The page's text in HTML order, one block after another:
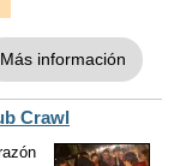
Más información
Crawl